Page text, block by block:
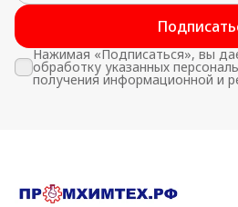
Нажимая «Подписаться», вы
обработку указанных
получения информационной и